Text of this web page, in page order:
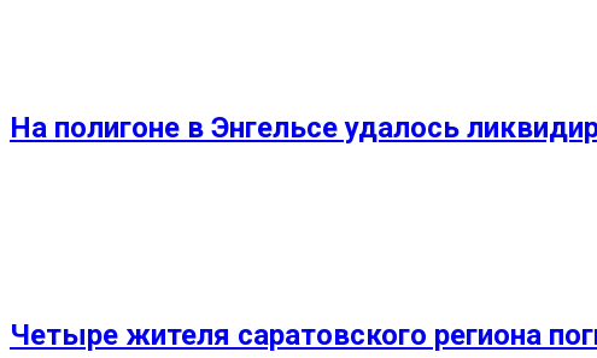
На полигоне в Энгельсе удалось
Четыре жителя саратовского региона